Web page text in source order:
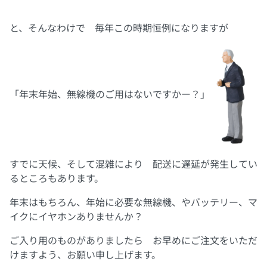
と、そんなわけで 毎年この時期恒例になりますが
「年末年始、無線機のご用はないですかー？」
すでに天候、そして混雑により 配送に遅延が発生してい
るところもあります。
年末はもちろん、年始に必要な無線機、やバッテリー、マ
イクにイヤホンありませんか？
ご入り用のものがありましたら お早めにご注文をいただ
けますよう、お願い申し上げます。